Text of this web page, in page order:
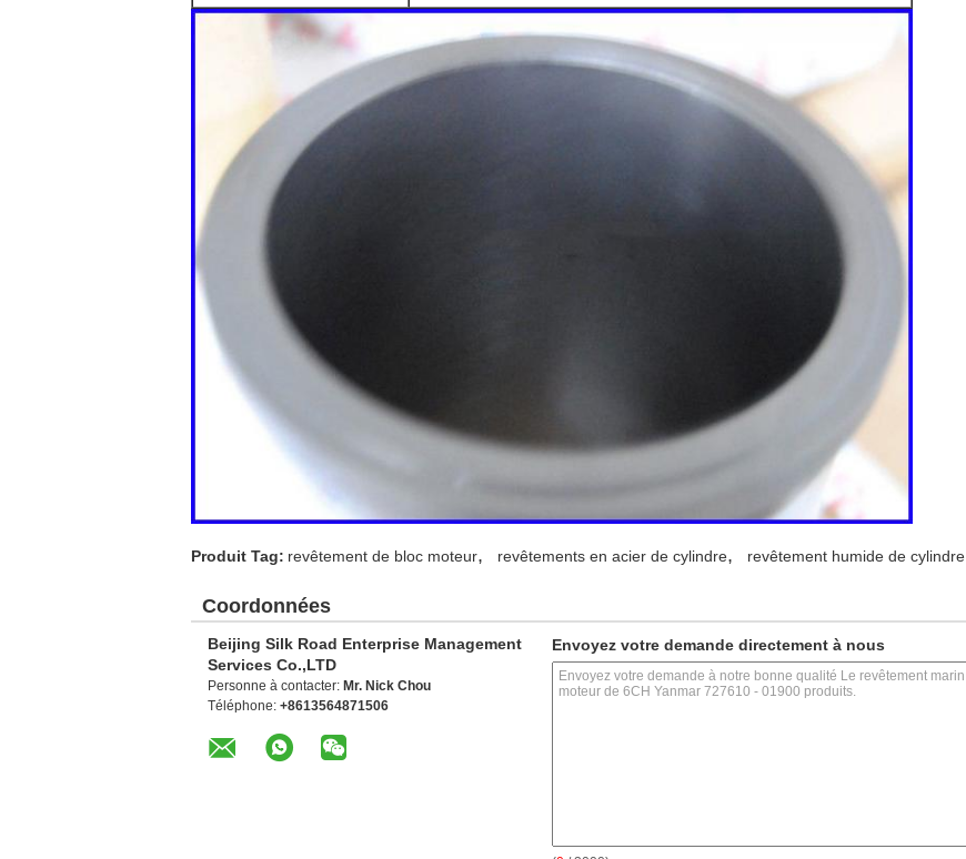
Produit Tag: revêtement de bloc moteur, revêtements en acier de cylindre, revêtement humide de cylindre
Coordonnées
Beijing Silk Road Enterprise Management
Services Co.,LTD
Personne à contacter: Mr. Nick Chou
Téléphone: +8613564871506
Envoyez votre demande directement à nous